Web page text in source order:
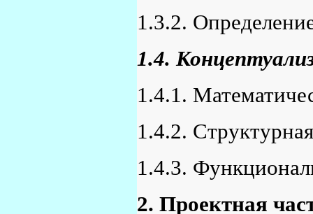
1.3.2.
1.4.
1.4.1.
1.4.2.
1.4.3.
2. Проектная